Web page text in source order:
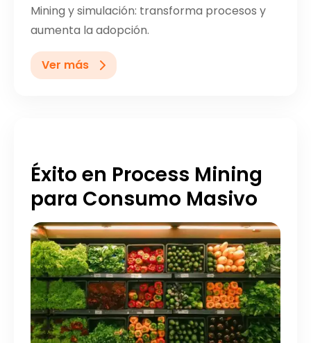
Mining y simulación: transforma procesos y
aumenta la adopción.
Ver más
Éxito en Process Mining
para Consumo Masivo